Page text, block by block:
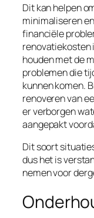
Dit kan helpen
minimaliseren
financiële
renovatiekosten
houden met de
problemen die
kunnen komen.
renoveren van
er verborgen
aangepakt
Dit soort
dus het is
nemen voor